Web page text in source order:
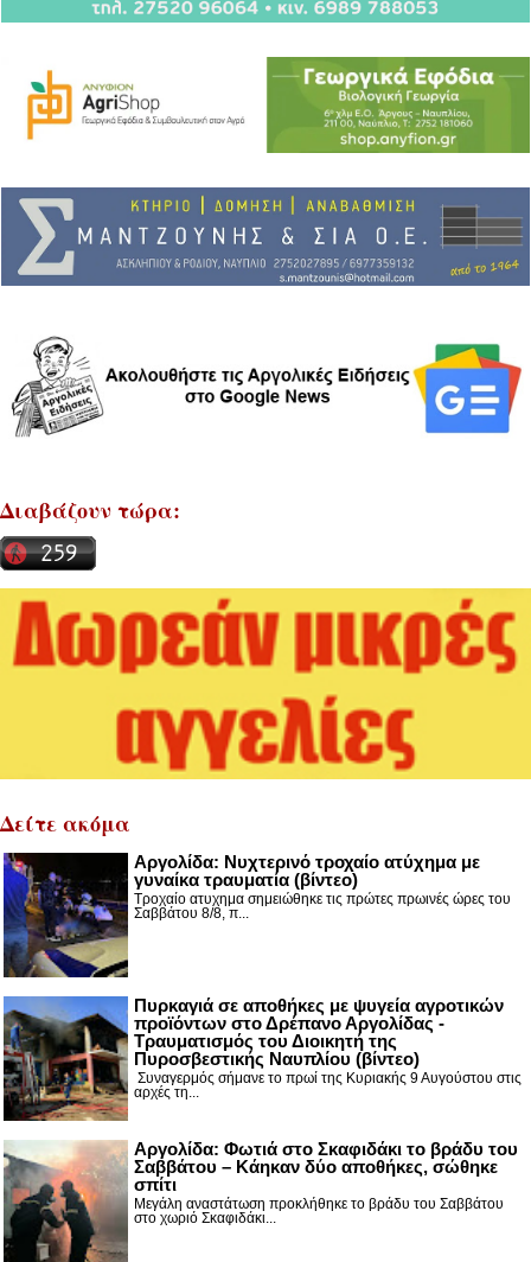
Διαβάζουν τώρα:
Δείτε ακόμα
Αργολίδα: Νυχτερινό τροχαίο ατύχημα με
γυναίκα τραυματία (βίντεο)
Τροχαίο ατυχημα σημειώθηκε τις πρώτες πρωινές ώρες του
Σαββάτου 8/8, π...
Πυρκαγιά σε αποθήκες με ψυγεία αγροτικών
προϊόντων στο Δρέπανο Αργολίδας -
Τραυματισμός του Διοικητή της
Πυροσβεστικής Ναυπλίου (βίντεο)
Συναγερμός σήμανε το πρωί της Κυριακής 9 Αυγούστου στις
αρχές τη...
Αργολίδα: Φωτιά στο Σκαφιδάκι το βράδυ του
Σαββάτου – Κάηκαν δύο αποθήκες, σώθηκε
σπίτι
Μεγάλη αναστάτωση προκλήθηκε το βράδυ του Σαββάτου
στο χωριό Σκαφιδάκι...